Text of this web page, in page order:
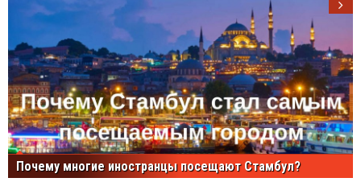
Почему многие иностранцы посещают Стамбул?